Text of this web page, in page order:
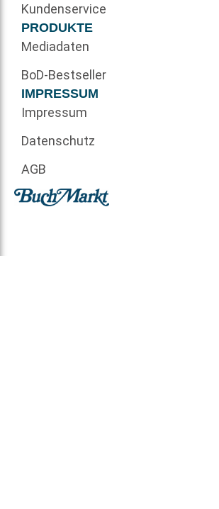
Kundenservice
PRODUKTE
Mediadaten
BoD-Bestseller
IMPRESSUM
Impressum
Datenschutz
AGB